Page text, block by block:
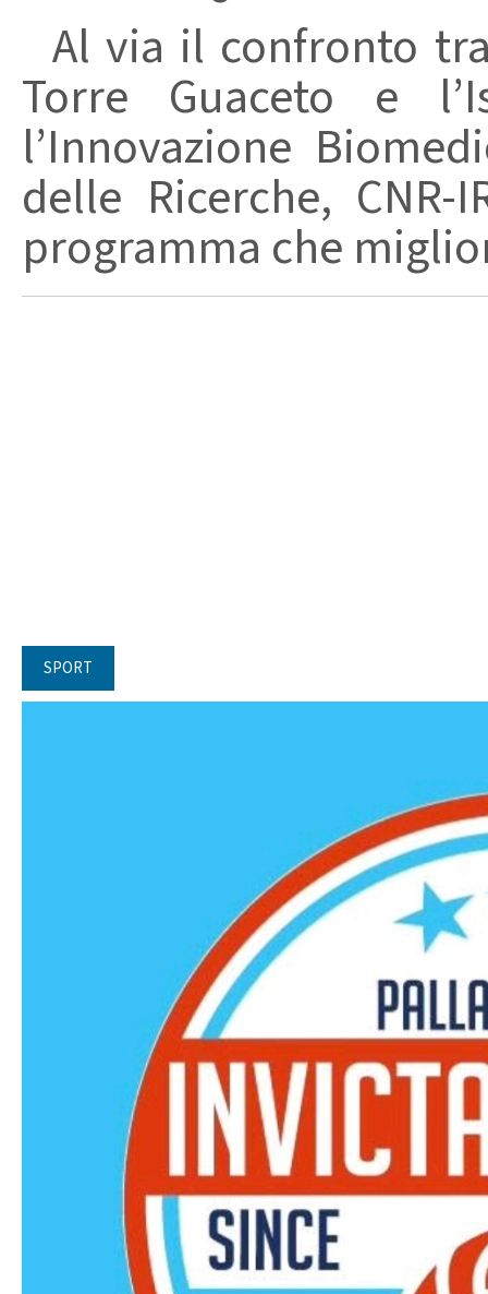
Al via il confronto
Torre Guaceto e
l’Innovazione
delle Ricerche,
programma che
SPORT